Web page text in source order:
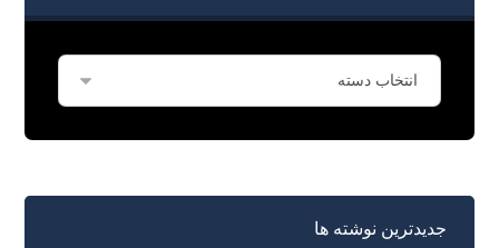
جدیدترین نوشته ها